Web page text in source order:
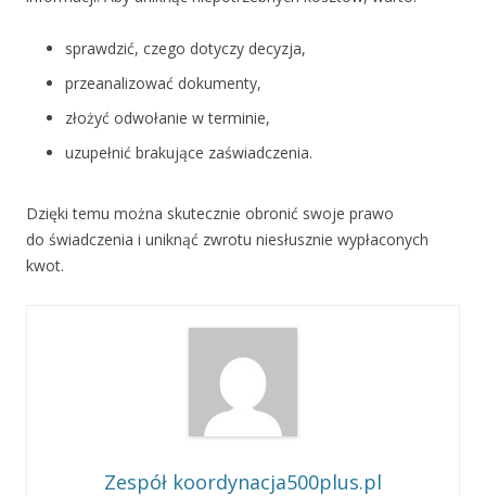
sprawdzić, czego dotyczy decyzja,
przeanalizować dokumenty,
złożyć odwołanie w terminie,
uzupełnić brakujące zaświadczenia.
Dzięki temu można skutecznie obronić swoje prawo
do świadczenia i uniknąć zwrotu niesłusznie wypłaconych
kwot.
Zespół koordynacja500plus.pl